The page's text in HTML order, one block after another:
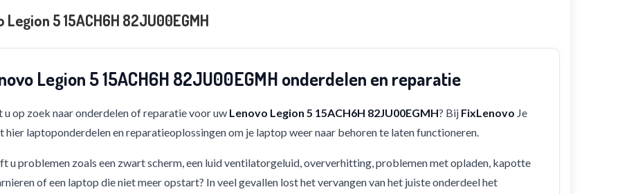
Legion 5 15ACH6H 82JU00EGMH
Legion 5 15ACH6H 82JU00EGMH onderdelen en reparatie
u op zoek naar onderdelen of reparatie voor uw Lenovo Legion 5 15ACH6H 82JU00EGMH? Bij FixLenovo Je
hier laptoponderdelen en reparatieoplossingen om je laptop weer naar behoren te laten functioneren.
u problemen zoals een zwart scherm, een luid ventilatorgeluid, oververhitting, problemen met opladen, kapotte
of een laptop die niet meer opstart? In veel gevallen lost het vervangen van het juiste onderdeel het